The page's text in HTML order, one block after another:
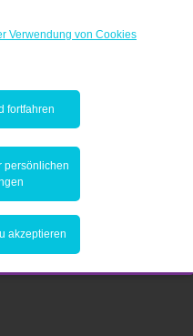
Verwendung von Cookies
fortfahren
persönlichen
akzeptieren